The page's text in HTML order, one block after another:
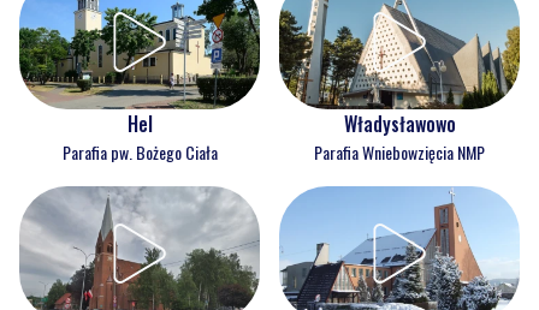
Hel
Parafia pw. Bożego Ciała
Władysławowo
Parafia Wniebowzięcia NMP